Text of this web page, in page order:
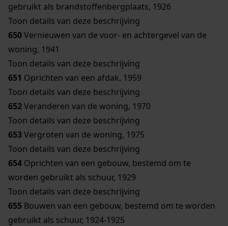
gebruikt als brandstoffenbergplaats, 1926
Toon details van deze beschrijving
650Vernieuwen van de voor- en achtergevel van de
woning, 1941
Toon details van deze beschrijving
651 Oprichten van een afdak, 1959
Toon details van deze beschrijving
652Veranderen van de woning, 1970
Toon details van deze beschrijving
653Vergroten van de woning, 1975
Toon details van deze beschrijving
654 Oprichten van een gebouw, bestemd om te
worden gebruikt als schuur, 1929
Toon details van deze beschrijving
655 Bouwen van een gebouw, bestemd om te worden
gebruikt als schuur, 1924-1925